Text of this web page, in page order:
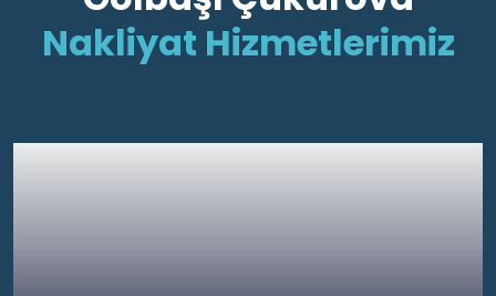
Nakliyat Hizmetlerimiz